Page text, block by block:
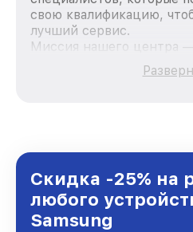
свою квалификацию,
лучший сервис.
Миссия нашего центра —
качественный и
каждого пользователя
городе Казани,
доверия и лояльности
Скидка -25% на
любого
Samsung